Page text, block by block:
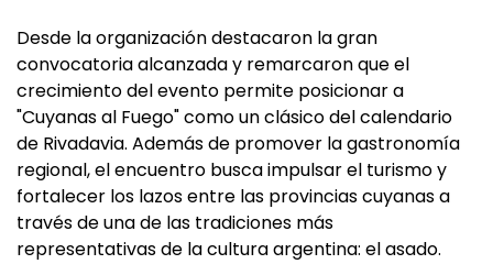
Desde la organización destacaron la gran
convocatoria alcanzada y remarcaron que el
crecimiento del evento permite posicionar a
"Cuyanas al Fuego" como un clásico del calendario
de Rivadavia. Además de promover la gastronomía
regional, el encuentro busca impulsar el turismo y
fortalecer los lazos entre las provincias cuyanas a
través de una de las tradiciones más
representativas de la cultura argentina: el asado.